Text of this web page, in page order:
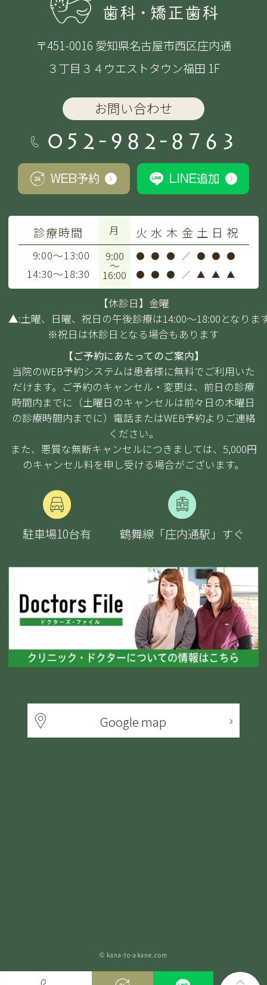
〒451-0016 愛知県名古屋市西区庄内通
３丁目３４ウエストタウン福田 1F
お問い合わせ
052-982-8763
WEB予約 LINE追加
診療時間 月 火 水 木 金 土 日 祝
9:00～13:00 9:00
～
16:00
● ● ● ／ ● ● ●
14:30～18:30 ● ● ● ／ ▲ ▲ ▲
【休診日】金曜
▲:土曜、日曜、祝日の午後診療は14:00～18:00となりま
※祝日は休診日となる場合もあります
【ご予約にあたってのご案内】
当院のWEB予約システムは患者様に無料でご利用いた
だけます。ご予約のキャンセル・変更は、前日の診療
時間内までに（土曜日のキャンセルは前々日の木曜日
の診療時間内までに）電話またはWEB予約よりご連絡
ください。
また、悪質な無断キャンセルにつきましては、5,000円
のキャンセル料を申し受ける場合がございます。
駐車場10台有 鶴舞線「庄内通駅」すぐ
Google map
© kana-to-akane.com